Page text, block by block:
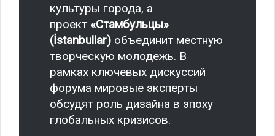
культуры города, а
проект «Стамбульцы»
(İstanbullar) объединит местную
творческую молодежь. В
рамках ключевых дискуссий
форума мировые эксперты
обсудят роль дизайна в эпоху
глобальных кризисов.